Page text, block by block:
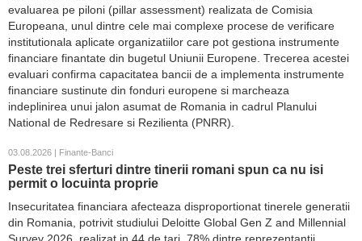
evaluarea pe piloni (pillar assessment) realizata de Comisia
Europeana, unul dintre cele mai complexe procese de verificare
institutionala aplicate organizatiilor care pot gestiona instrumente
financiare finantate din bugetul Uniunii Europene. Trecerea acestei
evaluari confirma capacitatea bancii de a implementa instrumente
financiare sustinute din fonduri europene si marcheaza
indeplinirea unui jalon asumat de Romania in cadrul Planului
National de Redresare si Rezilienta (PNRR).
03.08.2026 | Finante-Banci
Peste trei sferturi dintre tinerii romani spun ca nu isi
permit o locuinta proprie
Insecuritatea financiara afecteaza disproportionat tinerele generatii
din Romania, potrivit studiului Deloitte Global Gen Z and Millennial